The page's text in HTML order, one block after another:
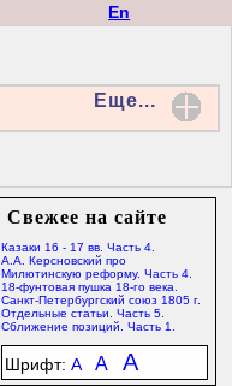
En
Еще...
Свежее на сайте
Казаки 16 - 17 вв. Часть 4.
А.А. Керсновский про
Милютинскую реформу. Часть 4.
18-фунтовая пушка 18-го века.
Санкт-Петербургский союз 1805 г.
Отдельные статьи. Часть 5.
Сближение позиций. Часть 1.
Шрифт: A A A